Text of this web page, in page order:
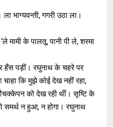
ला भाग्यवन्ती, गगरी उठा ला।
मामी के पालतू, पानी पी ले, शरमा
हँस पड़ीं। रघुनाथ के चहरे पर
कि मुझे कोई देख नहीं रहा,
को देख रही थीं। सृष्टि के
समर्थ न हुआ, न होगा। रघुनाथ